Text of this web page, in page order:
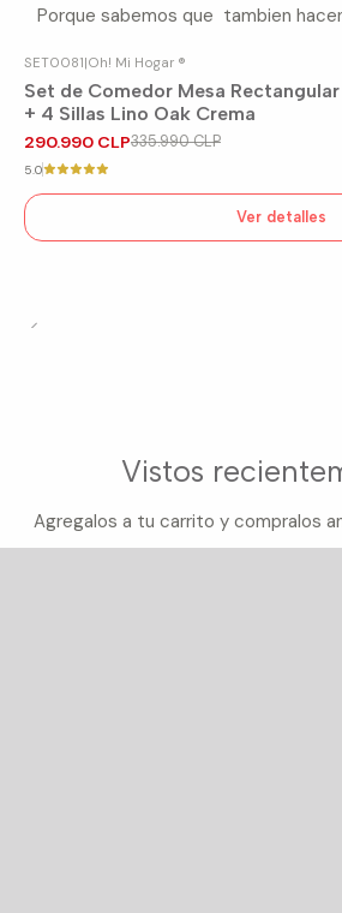
Porque sabemos que tambien
OFF
Agotado
SET0081|Oh! Mi Hogar ®
Set de Comedor Mesa
+ 4 Sillas Lino Oak Crema
290.990 CLP335.990 CLP
5.0
Ver detalles
Vistos
Agregalos a tu carrito y compralos